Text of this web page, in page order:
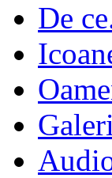
De